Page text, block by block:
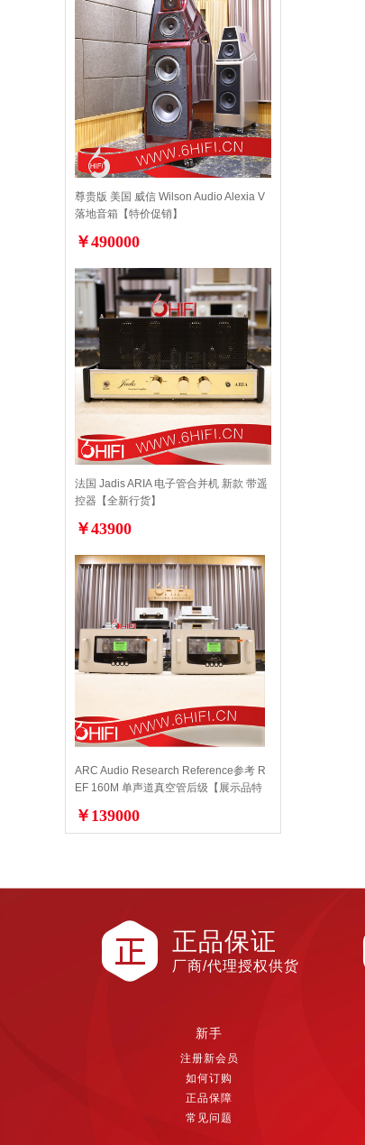
尊贵版 美国 威信 Wilson Audio Alexia V
落地音箱【特价促销】
￥490000
法国 Jadis ARIA 电子管合并机 新款 带遥
控器【全新行货】
￥43900
ARC Audio Research Reference参考 R
EF 160M 单声道真空管后级【展示品特
￥139000
正品保证
厂商/代理授权供货
新手
注册新会员
如何订购
正品保障
常见问题